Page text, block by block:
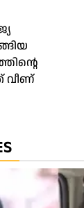
വീണ്